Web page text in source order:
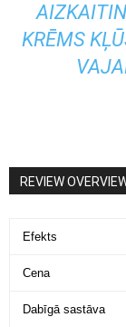
KRĒMS
REVIEW
Efekts
Cena
Dabīgā sastāva